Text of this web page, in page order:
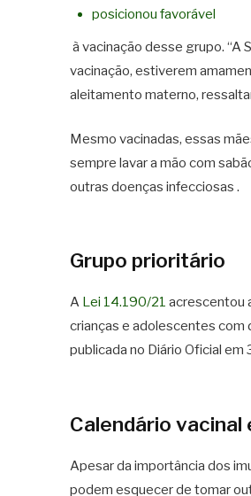
posicionou favorável
à vacinação desse grupo. “A
vacinação, estiverem
aleitamento materno,
Mesmo vacinadas, essas
sempre lavar a mão com
outras doenças infecciosas .
Grupo prioritário
A Lei 14.190/21 acrescentou
crianças e adolescentes com
publicada no Diário Oficial em
Calendário vacinal
Apesar da importância dos
podem esquecer de tomar